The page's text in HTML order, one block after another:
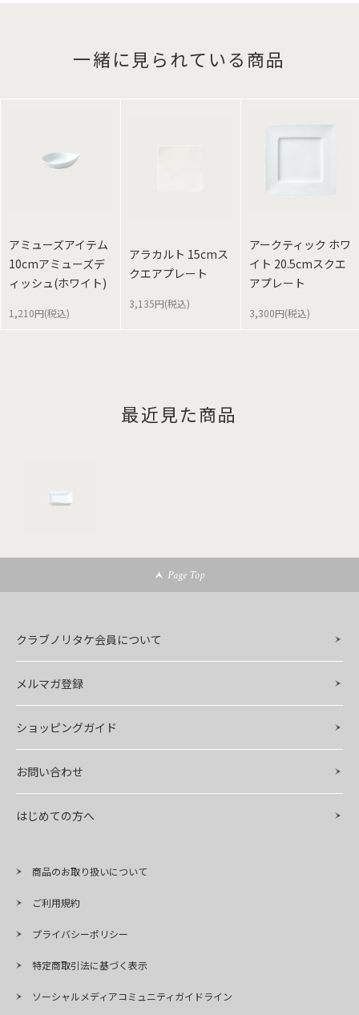
一緒に見られている商品
アミューズアイテム
10cmアミューズデ
ィッシュ(ホワイト)
1,210円(税込)
アラカルト 15cmス
クエアプレート
3,135円(税込)
アークティック ホワ
イト 20.5cmスクエ
アプレート
3,300円(税込)
最近見た商品
Page Top
クラブノリタケ会員について
メルマガ登録
ショッピングガイド
お問い合わせ
はじめての方へ
商品のお取り扱いについて
ご利用規約
プライバシーポリシー
特定商取引法に基づく表示
ソーシャルメディアコミュニティガイドライン